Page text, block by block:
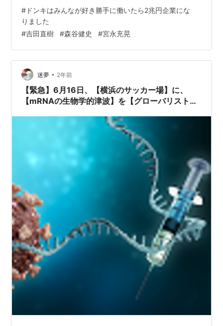
がなく、店舗毎に異なる仕入れや売り方を実施してお
り、顧客第一に考える企業の秘密が垣間見れる本でし
た。 www.youtube.com www.youtube.com ドンキはみ
吉田直樹,森谷健史,宮永充晃 日経BP Amazon 📒
# ドンキはみんなが好き勝手に働いたら2兆円企業にな
りました
#吉田直樹 #森谷健史 #宮永充晃
迷夢 • 2年前
【緊急】6月16日、【横浜のサッカー場】に、
【mRNAの生物学的津波】を【グローバリスト】
していきます。だからニコニコ動画を使えなく
し、ヒカキンというヤツがFF14のCM始めたので